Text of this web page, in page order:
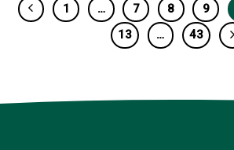
1 … 7 8 9
13
… 43